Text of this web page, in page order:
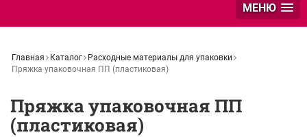
МЕНЮ
Главная Каталог
Расходные материалы для упаковки
Пряжка упаковочная ПП (пластиковая)
Пряжка упаковочная ПП
(пластиковая)